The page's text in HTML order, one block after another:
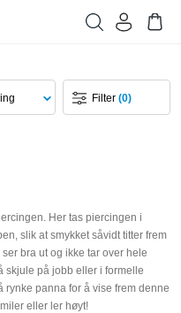
Filter(0)
Her tas piercingen i
slik at smykket såvidt titter frem
bra ut og ikke tar over hele
skjule på jobb eller i formelle
panna for å vise frem denne
eller ler høyt!